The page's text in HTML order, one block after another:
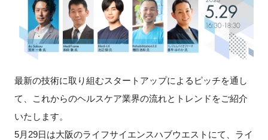
プログラム
インタビュー・コラム
LINK-Jを知る
最新の技術に取り組むスタートアップによるピッチを通し
て、これからのヘルスケア業界の流れとトレンドをご紹介
いたします。
5月29日は大阪のライフサイエンスハブウエストにて、ライ